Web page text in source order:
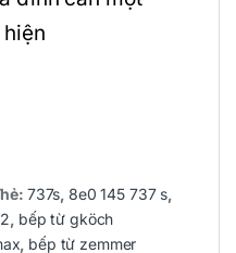
737s, 8e0 145 737 s,
, bếp từ gköch
, bếp từ zemmer